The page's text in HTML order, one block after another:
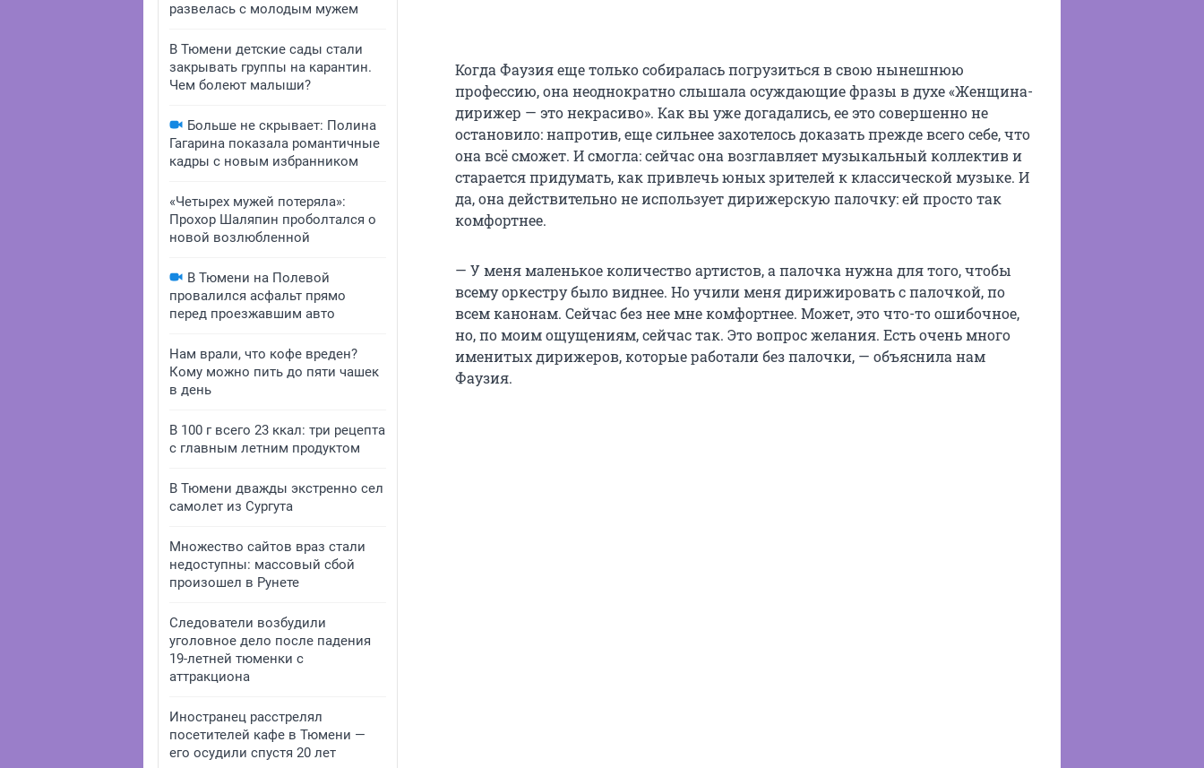
развелась с молодым мужем
В Тюмени детские сады стали
закрывать группы на карантин.
Чем болеют малыши?
Больше не скрывает: Полина
Гагарина показала романтичные
кадры с новым избранником
«Четырех мужей потеряла»:
Прохор Шаляпин проболтался о
новой возлюбленной
В Тюмени на Полевой
провалился асфальт прямо
перед проезжавшим авто
Нам врали, что кофе вреден?
Кому можно пить до пяти чашек
в день
В 100 г всего 23 ккал: три рецепта
с главным летним продуктом
В Тюмени дважды экстренно сел
самолет из Сургута
Множество сайтов враз стали
недоступны: массовый сбой
произошел в Рунете
Следователи возбудили
уголовное дело после падения
19-летней тюменки с
аттракциона
Иностранец расстрелял
посетителей кафе в Тюмени —
его осудили спустя 20 лет
Когда Фаузия еще только собиралась погрузиться в свою нынешнюю
профессию, она неоднократно слышала осуждающие фразы в духе «Женщина-
дирижер — это некрасиво». Как вы уже догадались, ее это совершенно не
остановило: напротив, еще сильнее захотелось доказать прежде всего себе, что
она всё сможет. И смогла: сейчас она возглавляет музыкальный коллектив и
старается придумать, как привлечь юных зрителей к классической музыке. И
да, она действительно не использует дирижерскую палочку: ей просто так
комфортнее.
— У меня маленькое количество артистов, а палочка нужна для того, чтобы
всему оркестру было виднее. Но учили меня дирижировать с палочкой, по
всем канонам. Сейчас без нее мне комфортнее. Может, это что-то ошибочное,
но, по моим ощущениям, сейчас так. Это вопрос желания. Есть очень много
именитых дирижеров, которые работали без палочки, — объяснила нам
Фаузия.